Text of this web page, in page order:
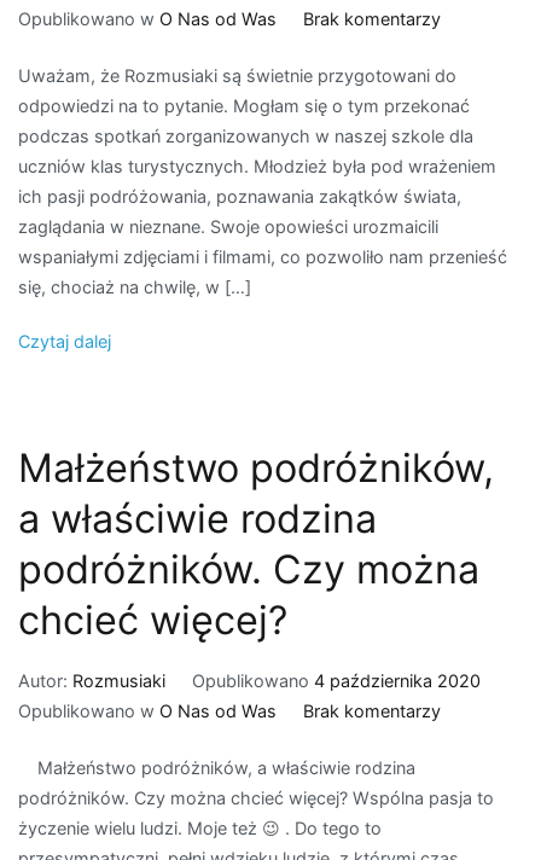
Opublikowano w O Nas od Was Brak komentarzydo
zarażać
pasją
do
życia
oraz
świata?
Uważam, że Rozmusiaki są świetnie przygotowani do
odpowiedzi na to pytanie. Mogłam się o tym przekonać
podczas spotkań zorganizowanych w naszej szkole dla
uczniów klas turystycznych. Młodzież była pod wrażeniem
ich pasji podróżowania, poznawania zakątków świata,
zaglądania w nieznane. Swoje opowieści urozmaicili
wspaniałymi zdjęciami i filmami, co pozwoliło nam przenieść
się, chociaż na chwilę, w […]
Czytaj dalej
Małżeństwo podróżników,
a właściwie rodzina
podróżników. Czy można
chcieć więcej?
Autor: Rozmusiaki Opublikowano 4 października 2020
Opublikowano w O Nas od Was Brak komentarzydo
a
Małżeństwo podróżników, a właściwie rodzina
podróżników. Czy można chcieć więcej? Wspólna pasja to
życzenie wielu ludzi. Moje też 😉 . Do tego to